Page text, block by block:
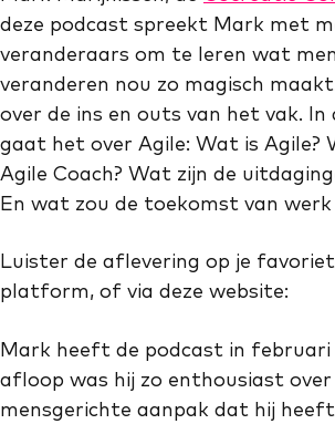
deze podcast spreekt Mark met
veranderaars om te leren wat
veranderen nou zo magisch
over de ins en outs van het vak. In
gaat het over Agile: Wat is Agile?
Agile Coach? Wat zijn de
En wat zou de toekomst van werk
Luister de aflevering op je
platform, of via deze website:
Mark heeft de podcast in februari
afloop was hij zo enthousiast over
mensgerichte aanpak dat hij